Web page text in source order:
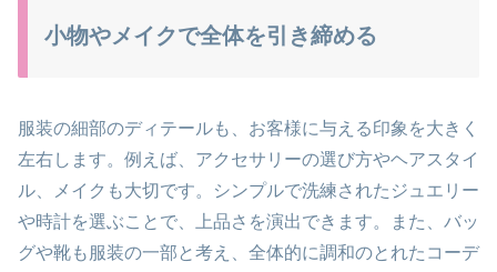
小物やメイクで全体を引き締める
服装の細部のディテールも、お客様に与える印象を大きく
左右します。例えば、アクセサリーの選び方やヘアスタイ
ル、メイクも大切です。シンプルで洗練されたジュエリー
や時計を選ぶことで、上品さを演出できます。また、バッ
グや靴も服装の一部と考え、全体的に調和のとれたコーデ